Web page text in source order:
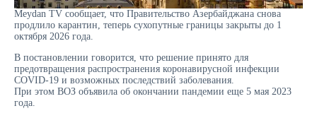
Meydan TV сообщает, что Правительство Азербайджана снова
продлило карантин, теперь сухопутные границы закрыты до 1
октября 2026 года.
В постановлении говорится, что решение принято для
предотвращения распространения коронавирусной инфекции
COVID-19 и возможных последствий заболевания.
При этом ВОЗ объявила об окончании пандемии еще 5 мая 2023
года.